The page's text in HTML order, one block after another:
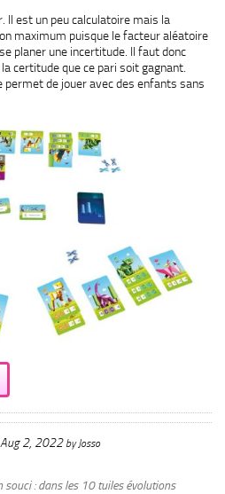
Il est un peu calculatoire mais la
maximum puisque le facteur aléatoire
planer une incertitude. Il faut donc
certitude que ce pari soit gagnant.
permet de jouer avec des enfants sans
Aug 2, 2022byJosso
souci : dans les 10 tuiles évolutions